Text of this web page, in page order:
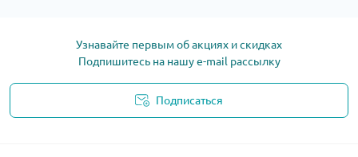
Узнавайте первым об акциях и скидках
Подпишитесь на нашу e-mail рассылку
Подписаться